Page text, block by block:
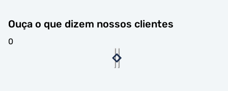
Ouça o que dizem nossos clientes
0